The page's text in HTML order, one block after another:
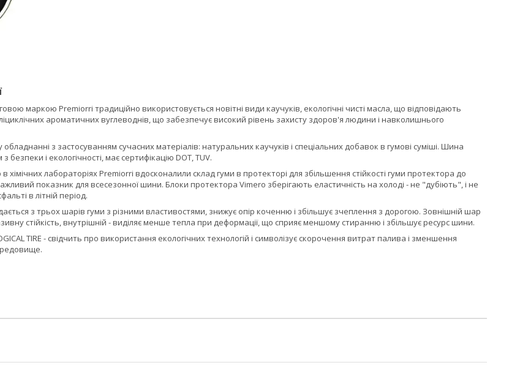
маркою Premiorri традиційно використовується новітні види каучуків, екологічні чисті масла, що відповідають
ароматичних вуглеводнів, що забезпечує високий рівень захисту здоров'я людини і навколишнього
з застосуванням сучасних матеріалів: натуральних каучуків і спеціальних добавок в гумові суміші. Шина
безпеки і екологічності, має сертифікацію DOT, TUV.
хімічних лабораторіях Premiorri вдосконалили склад гуми в протекторі для збільшення стійкості гуми протектора до
показник для всесезонної шини. Блоки протектора Vimero зберігають еластичність на холоді - не "дубіють", і не
в літній період.
з трьох шарів гуми з різними властивостями, знижує опір коченню і збільшує зчеплення з дорогою. Зовнішній шар
стійкість, внутрішній - виділяє менше тепла при деформації, що сприяє меншому стиранню і збільшує ресурс шини.
TIRE - свідчить про використання екологічних технологій і символізує скорочення витрат палива і зменшення